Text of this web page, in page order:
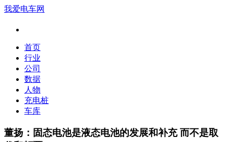
我爱电车网
首页
行业
公司
数据
人物
充电桩
车库
董扬：固态电池是液态电池的发展和补充 而不是取